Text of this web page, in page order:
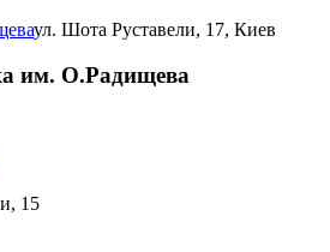
ул. Шота Руставели, 17, Киев
им. О.Радищева
15